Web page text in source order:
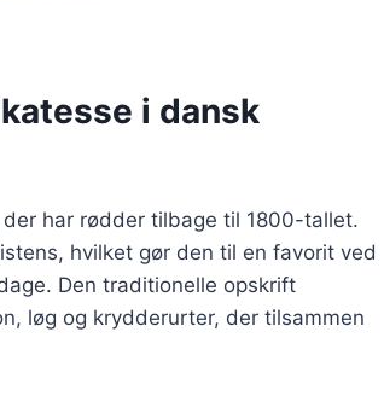
i dansk
har rødder tilbage til 1800-tallet.
hvilket gør den til en favorit ved
Den traditionelle opskrift
løg og krydderurter, der tilsammen